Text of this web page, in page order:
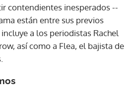
contendientes inesperados --
están entre sus previos
a los periodistas Rachel
así como a Flea, el bajista de